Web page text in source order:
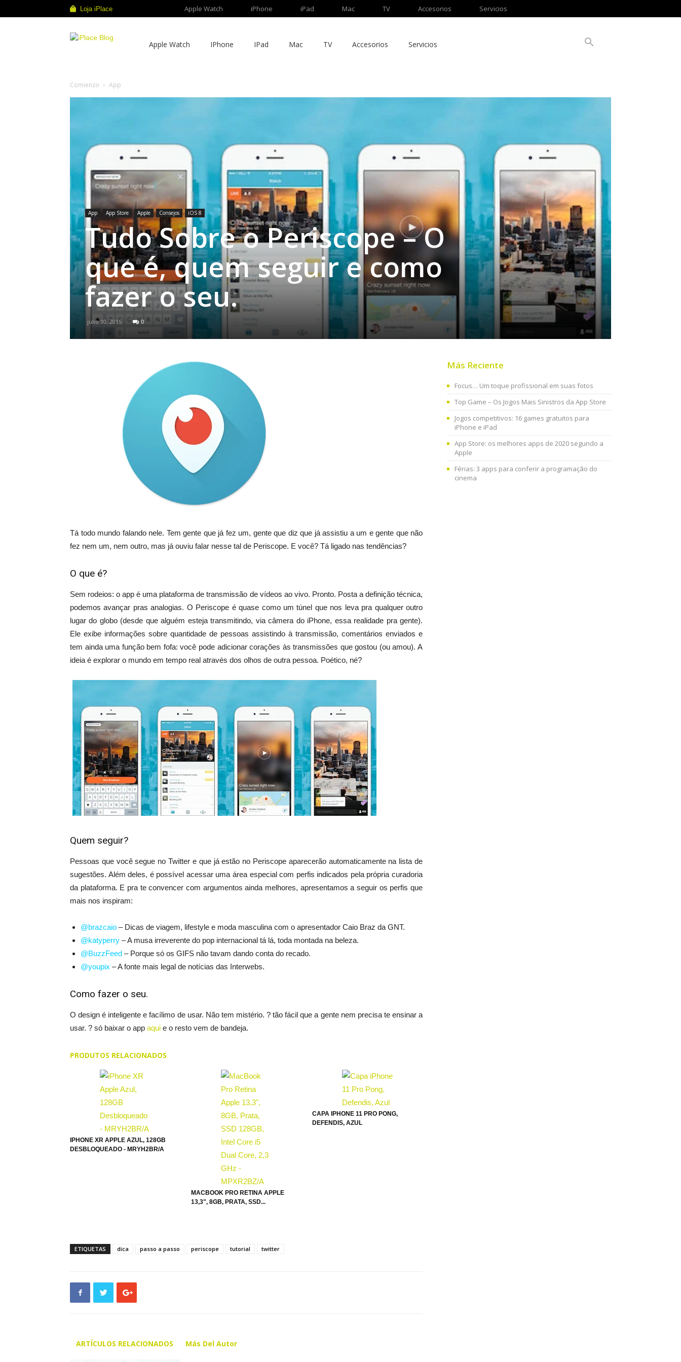
Loja iPlace Apple Watch iPhone iPad Mac TV Accesorios Servicios
Apple Watch IPhone IPad Mac TV Accesorios Servicios
Comienzo App
App App Store Apple Consejos iOS 8
Tudo Sobre o Periscope – O
que é, quem seguir e como
fazer o seu.
julio 10, 2015 0
Tá todo mundo falando nele. Tem gente que já fez um, gente que diz que já assistiu a um e gente que não
fez nem um, nem outro, mas já ouviu falar nesse tal de Periscope. E você? Tá ligado nas tendências?
O que é?
Sem rodeios: o app é uma plataforma de transmissão de vídeos ao vivo. Pronto. Posta a definição técnica,
podemos avançar pras analogias. O Periscope é quase como um túnel que nos leva pra qualquer outro
lugar do globo (desde que alguém esteja transmitindo, via câmera do iPhone, essa realidade pra gente).
Ele exibe informações sobre quantidade de pessoas assistindo à transmissão, comentários enviados e
tem ainda uma função bem fofa: você pode adicionar corações às transmissões que gostou (ou amou). A
ideia é explorar o mundo em tempo real através dos olhos de outra pessoa. Poético, né?
Quem seguir?
Pessoas que você segue no Twitter e que já estão no Periscope aparecerão automaticamente na lista de
sugestões. Além deles, é possível acessar uma área especial com perfis indicados pela própria curadoria
da plataforma. E pra te convencer com argumentos ainda melhores, apresentamos a seguir os perfis que
mais nos inspiram:
@brazcaio – Dicas de viagem, lifestyle e moda masculina com o apresentador Caio Braz da GNT.
@katyperry – A musa irreverente do pop internacional tá lá, toda montada na beleza.
@BuzzFeed – Porque só os GIFS não tavam dando conta do recado.
@youpix – A fonte mais legal de notícias das Interwebs.
Como fazer o seu.
O design é inteligente e facílimo de usar. Não tem mistério. ? tão fácil que a gente nem precisa te ensinar a
usar. ? só baixar o app aqui e o resto vem de bandeja.
PRODUTOS RELACIONADOS
IPHONE XR APPLE AZUL, 128GB
DESBLOQUEADO - MRYH2BR/A
MACBOOK PRO RETINA APPLE
13,3", 8GB, PRATA, SSD...
CAPA IPHONE 11 PRO PONG,
DEFENDIS, AZUL
ETIQUETAS dica passo a passo periscope tutorial twitter
ARTÍCULOS RELACIONADOS Más Del Autor
Más Reciente
Focus… Um toque profissional em suas fotos
Top Game – Os Jogos Mais Sinistros da App Store
Jogos competitivos: 16 games gratuitos para
iPhone e iPad
App Store: os melhores apps de 2020 segundo a
Apple
Férias: 3 apps para conferir a programação do
cinema